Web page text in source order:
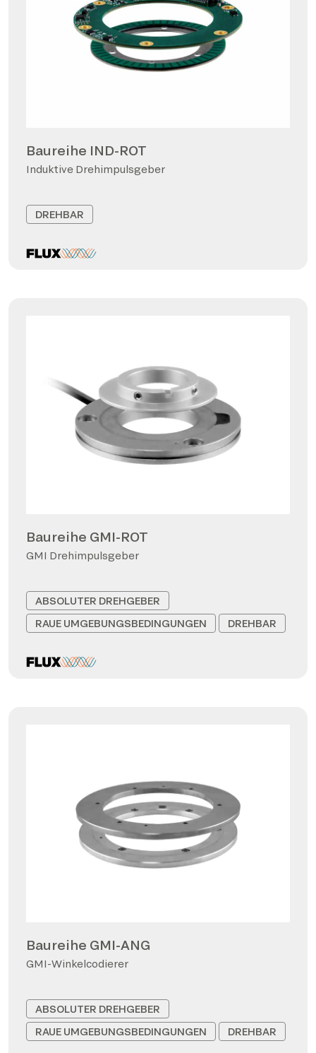
Baureihe IND-ROT
Induktive Drehimpulsgeber
DREHBAR
Baureihe GMI-ROT
GMI Drehimpulsgeber
ABSOLUTER DREHGEBER
RAUE UMGEBUNGSBEDINGUNGEN
DREHBAR
Baureihe GMI-ANG
GMI-Winkelcodierer
ABSOLUTER DREHGEBER
RAUE UMGEBUNGSBEDINGUNGEN
DREHBAR